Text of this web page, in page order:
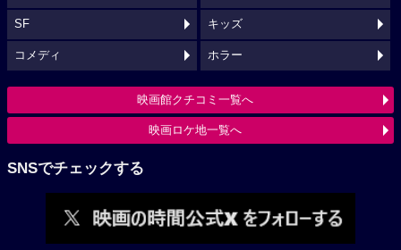
SF キッズ
コメディ ホラー
映画館クチコミ一覧へ
映画ロケ地一覧へ
SNSでチェックする